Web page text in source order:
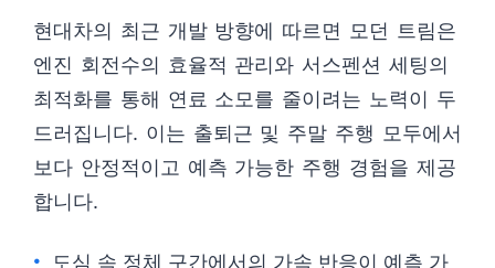
현대차의 최근 개발 방향에 따르면 모던 트림은
엔진 회전수의 효율적 관리와 서스펜션 세팅의
최적화를 통해 연료 소모를 줄이려는 노력이 두
드러집니다. 이는 출퇴근 및 주말 주행 모두에서
보다 안정적이고 예측 가능한 주행 경험을 제공
합니다.
도심 속 정체 구간에서의 가속 반응이 예측 가